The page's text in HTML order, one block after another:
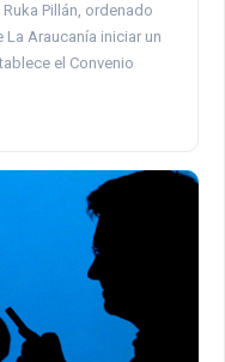
Pillán, ordenado
La Araucanía iniciar un
el Convenio